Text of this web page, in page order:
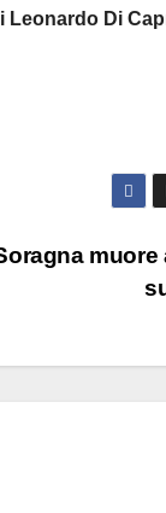
Leonardo Di
muore